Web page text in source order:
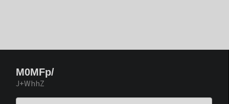
M0MFp/
J+WhhZ